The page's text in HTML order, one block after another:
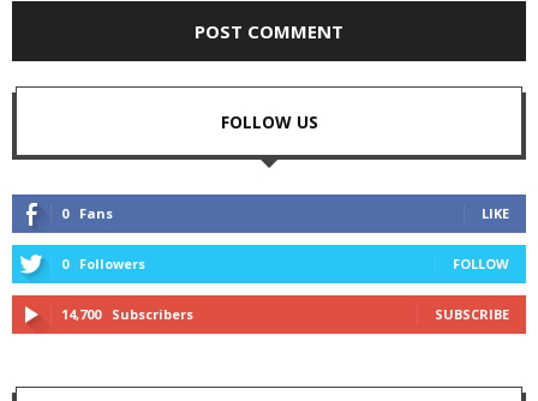
FOLLOW US
0 Fans LIKE
0 Followers FOLLOW
14,700 Subscribers SUBSCRIBE